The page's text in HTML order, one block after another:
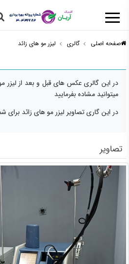
صفحه اصلی گالری لیزر مو های زائد
در این گالری عکس های قبل و بعد از لیزر مو
میتوانید مشاده بفرمایید
در این گاری تصاویر لیزر مو های زائد برای
تصاویر